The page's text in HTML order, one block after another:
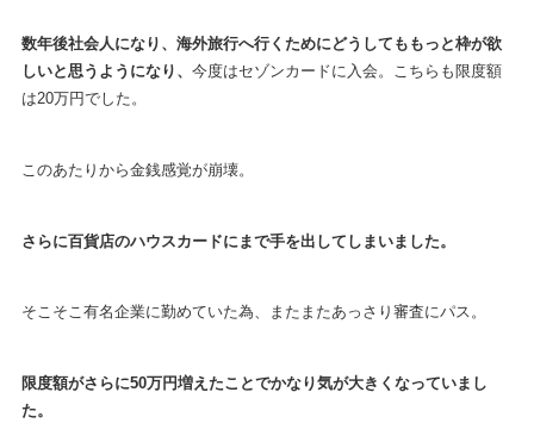
数年後社会人になり、海外旅行へ行くためにどうしてももっと枠が欲
しいと思うようになり、 今度はセゾンカードに入会。こちらも限度額
は20万円でした。
このあたりから金銭感覚が崩壊。
さらに百貨店のハウスカードにまで手を出してしまいました。
そこそこ有名企業に勤めていた為、またまたあっさり審査にパス。
限度額がさらに50万円増えたことでかなり気が大きくなっていまし
た。